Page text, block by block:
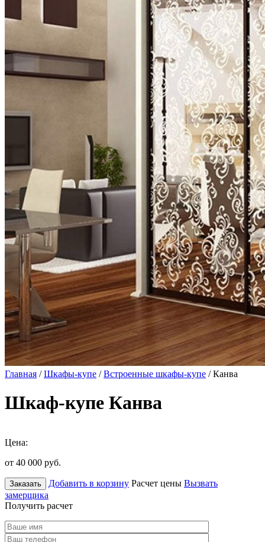
Главная /Шкафы-купе /Встроенные шкафы-купе / Канва
Шкаф-купе Канва
Цена:
от 40 000 руб.
Заказать Добавить в корзину Расчет цены Вызвать
замерщика
Получить расчет